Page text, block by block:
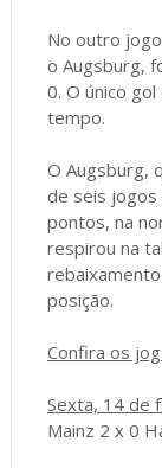
No outro
o Augsburg,
0. O único
tempo.
O Augsburg,
de seis jogos
pontos, na
respirou na
posição.
Confira os
Sexta, 14 de
Mainz 2 x 0